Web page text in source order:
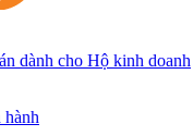
dành cho Hộ kinh doanh